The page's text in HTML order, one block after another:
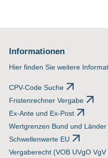
Informationen
Hier finden Sie weitere
CPV-Code Suche
Fristenrechner Vergabe
Ex-Ante und Ex-Post
Wertgrenzen Bund und Länder
Schwellenwerte EU
Vergaberecht (VOB UVgO VgV